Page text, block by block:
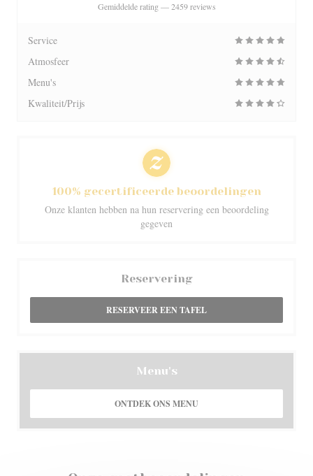
Gemiddelde rating —2459 reviews
Service
Atmosfeer
Menu's
Kwaliteit/Prijs
100% gecertificeerde beoordelingen
Onze klanten hebben na hun reservering een beoordeling
gegeven
Reservering
RESERVEER EEN TAFEL
Menu's
ONTDEK ONS MENU